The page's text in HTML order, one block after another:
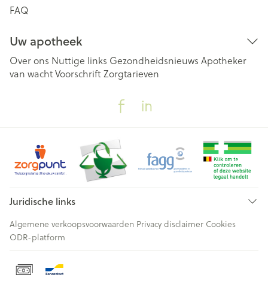
FAQ
Uw apotheek
Over ons Nuttige links Gezondheidsnieuws Apotheker
van wachtVoorschriftZorgtarieven
Juridische links
Algemene verkoopsvoorwaarden Privacy disclaimer Cookies
ODR-platform